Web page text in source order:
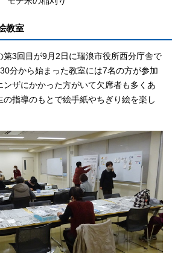
教室
第3回目が9月2日に瑞浪市役所西分庁舎で
分から始まった教室には7名の方が参加
ンザにかかった方がいて欠席者も多くあ
の指導のもとで絵手紙やちぎり絵を楽し